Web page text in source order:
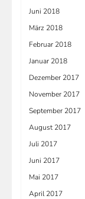
Juni 2018
März 2018
Februar 2018
Januar 2018
Dezember 2017
November 2017
September 2017
August 2017
Juli 2017
Juni 2017
Mai 2017
April 2017